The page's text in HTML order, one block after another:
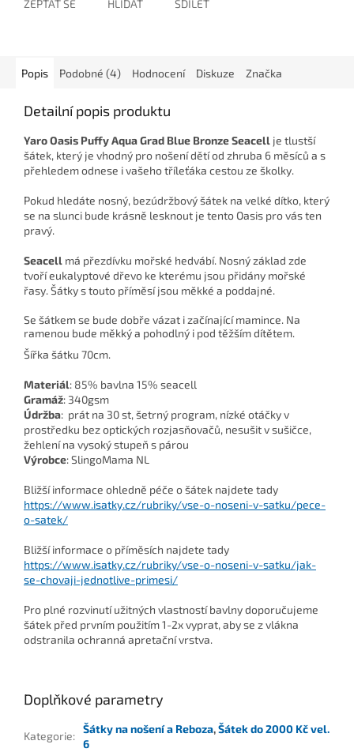
ZEPTAT SE HLÍDAT SDÍLET
Popis Podobné (4) Hodnocení Diskuze Značka
Detailní popis produktu
Yaro Oasis Puffy Aqua Grad Blue Bronze Seacell je tlustší
šátek, který je vhodný pro nošení dětí od zhruba 6 měsíců a s
přehledem odnese i vašeho tříleťáka cestou ze školky.
Pokud hledáte nosný, bezúdržbový šátek na velké dítko, který
se na slunci bude krásně lesknout je tento Oasis pro vás ten
pravý.
Seacell má přezdívku mořské hedvábí. Nosný základ zde
tvoří eukalyptové dřevo ke kterému jsou přidány mořské
řasy. Šátky s touto příměsí jsou měkké a poddajné.
Se šátkem se bude dobře vázat i začínající mamince. Na
ramenou bude měkký a pohodlný i pod těžším dítětem.
Šířka šátku 70cm.
Materiál: 85% bavlna 15% seacell
Gramáž: 340gsm
Údržba: prát na 30 st, šetrný program, nízké otáčky v
prostředku bez optických rozjasňovačů, nesušit v sušičce,
žehlení na vysoký stupeň s párou
Výrobce: SlingoMama NL
Bližší informace ohledně péče o šátek najdete tady
https://www.isatky.cz/rubriky/vse-o-noseni-v-satku/pece-
o-satek/
Bližší informace o příměsích najdete tady
https://www.isatky.cz/rubriky/vse-o-noseni-v-satku/jak-
se-chovaji-jednotlive-primesi/
Pro plné rozvinutí užitných vlastností bavlny doporučujeme
šátek před prvním použitím 1-2x vyprat, aby se z vlákna
odstranila ochranná apretační vrstva.
Doplňkové parametry
Kategorie:
Šátky na nošení a Reboza,Šátek do 2000 Kč vel.
6